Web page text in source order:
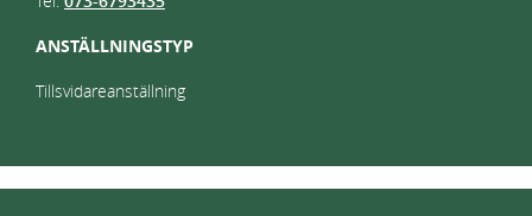
ANSTÄLLNINGSTYP
Tillsvidareanställning